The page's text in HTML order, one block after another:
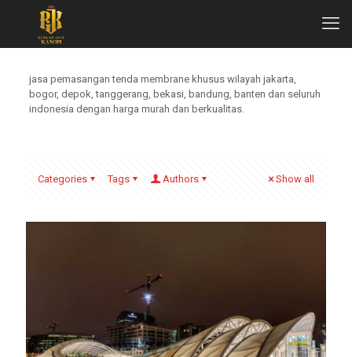
jasa pemasangan tenda membrane khusus wilayah jakarta,
bogor, depok, tanggerang, bekasi, bandung, banten dan seluruh
indonesia dengan harga murah dan berkualitas.
Categories Tags Authors Show all